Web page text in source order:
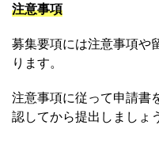
注意事項
募集要項には注意事項や
ります。
注意事項に従って申請書
認してから提出しましょ